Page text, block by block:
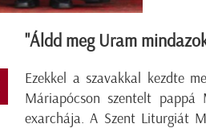
"Áldd meg Uram
Ezekkel a szavakkal kezdte
Máriapócson szentelt pappá
exarchája. A Szent Liturgiát